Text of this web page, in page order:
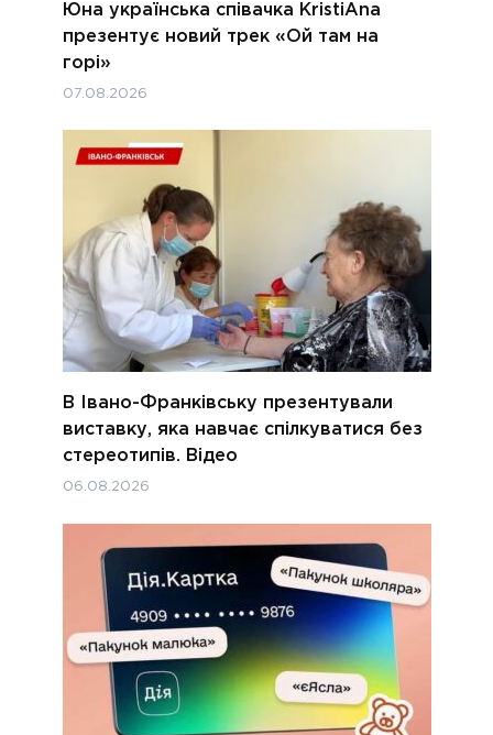
Юна українська співачка KristiAna
презентує новий трек «Ой там на
горі»
07.08.2026
В Івано-Франківську презентували
виставку, яка навчає спілкуватися без
стереотипів. Відео
06.08.2026